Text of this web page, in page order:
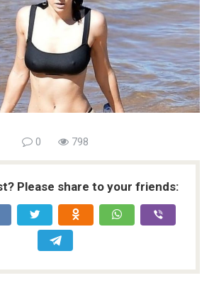
0 798
Please share to your friends: